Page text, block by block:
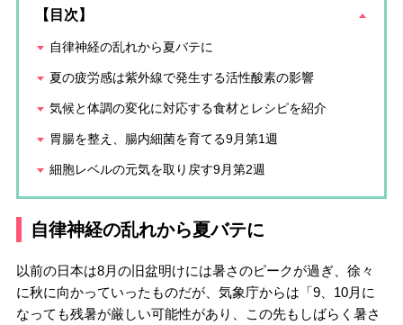
【目次】
自律神経の乱れから夏バテに
夏の疲労感は紫外線で発生する活性酸素の影響
気候と体調の変化に対応する食材とレシピを紹介
胃腸を整え、腸内細菌を育てる9月第1週
細胞レベルの元気を取り戻す9月第2週
自律神経の乱れから夏バテに
以前の日本は8月の旧盆明けには暑さのピークが過ぎ、徐々
に秋に向かっていったものだが、気象庁からは「9、10月に
なっても残暑が厳しい可能性があり、この先もしばらく暑さ